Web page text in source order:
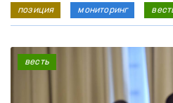
позиция мониторинг
весть